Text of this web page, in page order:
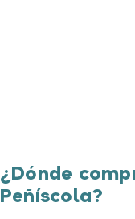
¿Dónde
Peñíscola?